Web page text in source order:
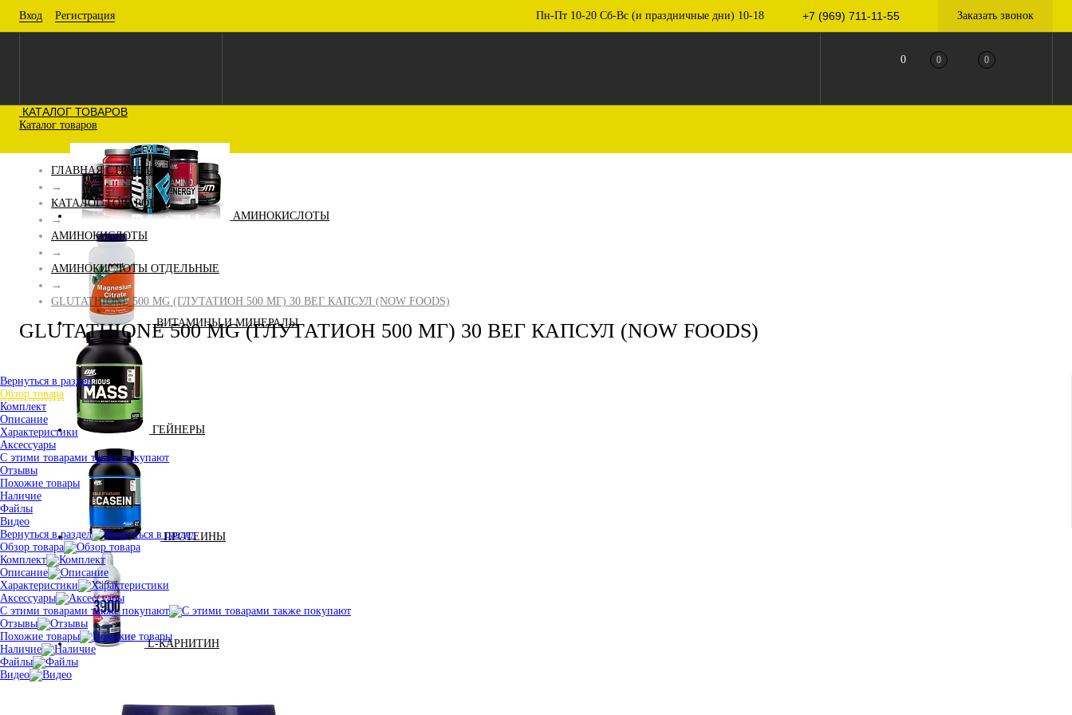
Вход Регистрация Пн-Пт 10-20 Сб-Вс (и праздничные дни) 10-18 +7 (969) 711-11-55 Заказать звонок
0 0 0
КАТАЛОГ ТОВАРОВ
Каталог товаров
АМИНОКИСЛОТЫ
ВИТАМИНЫ И МИНЕРАЛЫ
ГЕЙНЕРЫ
ПРОТЕИНЫ
L-КАРНИТИН
ГЛАВНАЯ СТРАНИЦА
→
КАТАЛОГ ТОВАРОВ
→
АМИНОКИСЛОТЫ
→
АМИНОКИСЛОТЫ ОТДЕЛЬНЫЕ
→
GLUTATHIONE 500 MG (ГЛУТАТИОН 500 МГ) 30 ВЕГ КАПСУЛ (NOW FOODS)
GLUTATHIONE 500 MG (ГЛУТАТИОН 500 МГ) 30 ВЕГ КАПСУЛ (NOW FOODS)
Вернуться в раздел
Обзор товара
Комплект
Описание
Характеристики
Аксессуары
С этими товарами также покупают
Отзывы
Похожие товары
Наличие
Файлы
Видео
Вернуться в раздел
Обзор товара
Комплект
Описание
Характеристики
Аксессуары
С этими товарами также покупают
Отзывы
Похожие товары
Наличие
Файлы
Видео